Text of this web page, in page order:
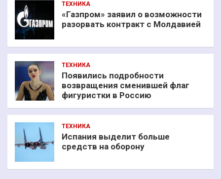
ТЕХНИКА
«Газпром» заявил о возможности
разорвать контракт с Молдавией
ТЕХНИКА
Появились подробности
возвращения сменившей флаг
фигуристки в Россию
ТЕХНИКА
Испания выделит больше
средств на оборону